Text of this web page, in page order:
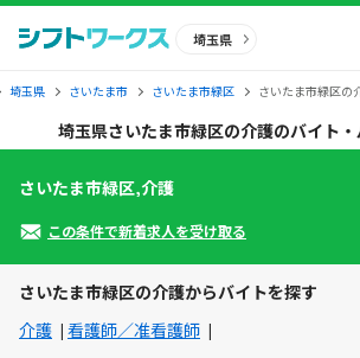
埼玉県
埼玉県 さいたま市 さいたま市緑区 さいたま市緑区の
埼玉県さいたま市緑区の介護のバイト
さいたま市緑区,介護
この条件で新着求人を受け取る
さいたま市緑区の介護からバイトを探す
介護
看護師／准看護師